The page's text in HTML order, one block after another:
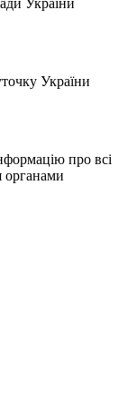
України
України
про всі
органами